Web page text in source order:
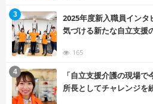
2025年度新入職員イン
気づける新たな自立支援
165
3
「自立支援介護の現場で
所長としてチャレンジを
4